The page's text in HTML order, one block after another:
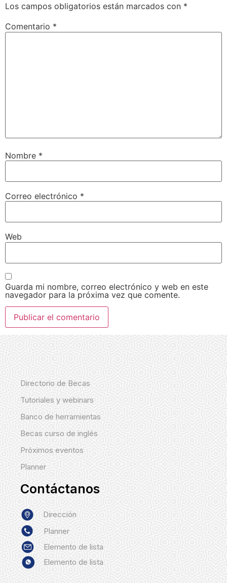
Los campos obligatorios están marcados con *
Comentario *
Nombre *
Correo electrónico *
Web
Guarda mi nombre, correo electrónico y web en este
navegador para la próxima vez que comente.
Directorio de Becas
Tutoriales y webinars
Banco de herramientas
Becas curso de inglés
Próximos eventos
Planner
Contáctanos
Dirección
Planner
Elemento de lista
Elemento de lista